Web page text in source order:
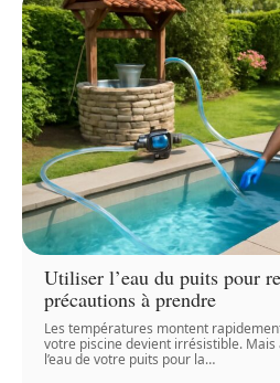
Utiliser l’eau du puits pour
précautions à prendre
Les températures montent
votre piscine devient irrésistible.
l’eau de votre puits pour la…